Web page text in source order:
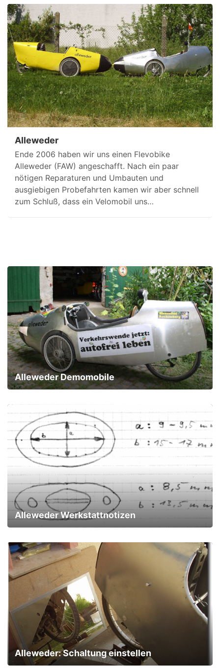
Alleweder
Ende 2006 haben wir uns einen Flevobike
Alleweder (FAW) angeschafft. Nach ein paar
nötigen Reparaturen und Umbauten und
ausgiebigen Probefahrten kamen wir aber schnell
zum Schluß, dass ein Velomobil uns…
Alleweder Demomobile
Alleweder Werkstattnotizen
Alleweder: Schaltung einstellen